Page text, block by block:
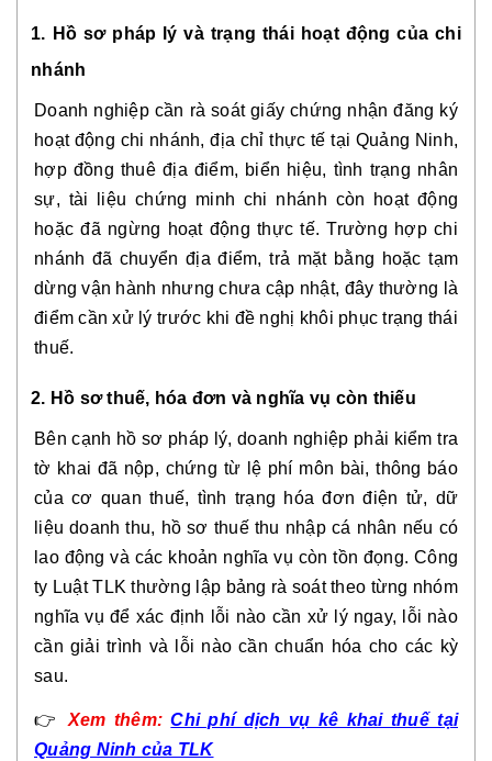
1. Hồ sơ pháp lý và trạng thái hoạt động của chi
nhánh
Doanh nghiệp cần rà soát giấy chứng nhận đăng ký
hoạt động chi nhánh, địa chỉ thực tế tại Quảng Ninh,
hợp đồng thuê địa điểm, biển hiệu, tình trạng nhân
sự, tài liệu chứng minh chi nhánh còn hoạt động
hoặc đã ngừng hoạt động thực tế. Trường hợp chi
nhánh đã chuyển địa điểm, trả mặt bằng hoặc tạm
dừng vận hành nhưng chưa cập nhật, đây thường là
điểm cần xử lý trước khi đề nghị khôi phục trạng thái
thuế.
2. Hồ sơ thuế, hóa đơn và nghĩa vụ còn thiếu
Bên cạnh hồ sơ pháp lý, doanh nghiệp phải kiểm tra
tờ khai đã nộp, chứng từ lệ phí môn bài, thông báo
của cơ quan thuế, tình trạng hóa đơn điện tử, dữ
liệu doanh thu, hồ sơ thuế thu nhập cá nhân nếu có
lao động và các khoản nghĩa vụ còn tồn đọng. Công
ty Luật TLK thường lập bảng rà soát theo từng nhóm
nghĩa vụ để xác định lỗi nào cần xử lý ngay, lỗi nào
cần giải trình và lỗi nào cần chuẩn hóa cho các kỳ
sau.
👉 Xem thêm:Chi phí dịch vụ kê khai thuế tại
Quảng Ninh của TLK